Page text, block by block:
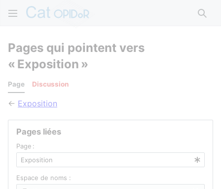
Pages qui pointent vers
« Exposition »
Page Discussion
← Exposition
Pages liées
Page :
Espace de noms :